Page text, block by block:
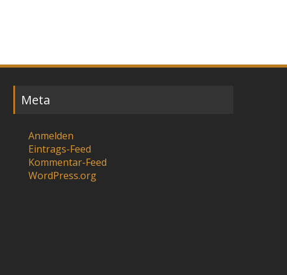
Meta
Anmelden
Eintrags-Feed
Kommentar-Feed
WordPress.org